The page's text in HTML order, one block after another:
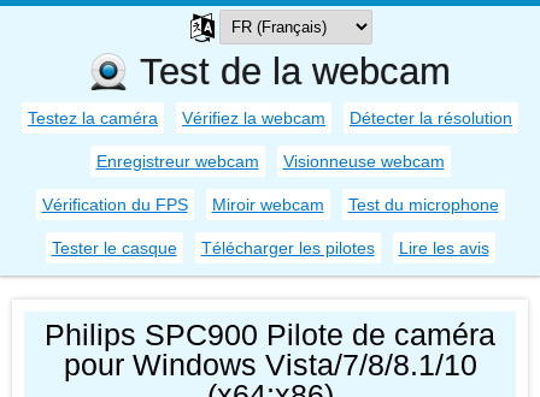
Test de la webcam
Testez la caméra Vérifiez la webcam Détecter la résolution
Enregistreur webcam Visionneuse webcam
Vérification du FPS Miroir webcam Test du microphone
Tester le casque Télécharger les pilotes Lire les avis
Philips SPC900 Pilote de caméra
pour Windows Vista/7/8/8.1/10